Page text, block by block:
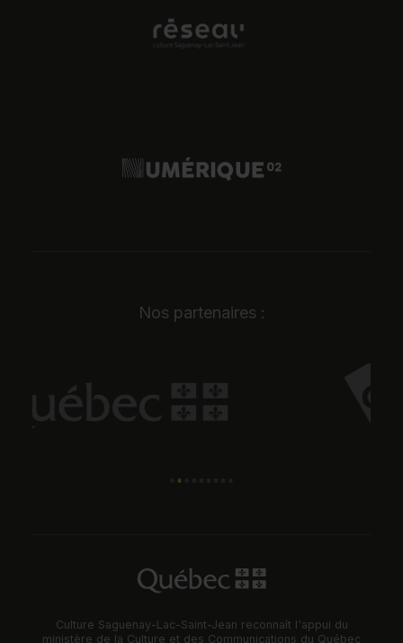
Nos partenaires :
Culture Saguenay-Lac-Saint-Jean reconnaît l'appui du
ministère de la Culture et des Communications du Québec